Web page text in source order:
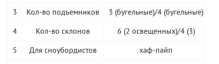
3 Кол-во подъемников 3 (бугельные)/4 (бугельные)
4 Кол-во склонов 6 (2 освещенных)/4 (3)
5 Для сноубордистов хаф-пайп